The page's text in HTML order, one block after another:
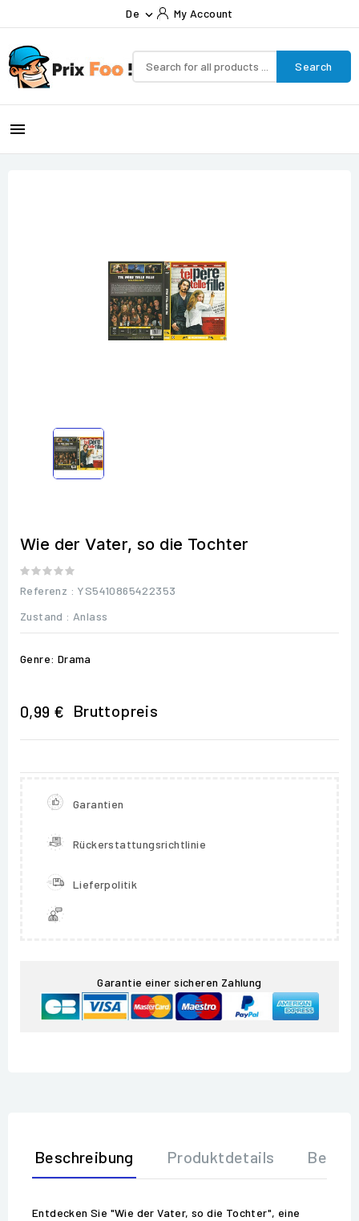
De  My Account
Search

Wie der Vater, so die Tochter
Referenz : YS5410865422353
Zustand : Anlass
Genre: Drama
0,99 € Bruttopreis
Garantien
Rückerstattungsrichtlinie
Lieferpolitik
Garantie einer sicheren Zahlung
Beschreibung Produktdetails
Entdecken Sie "Wie der Vater, so die Tochter", eine